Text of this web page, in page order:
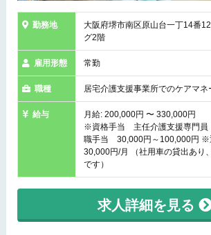
勤務地
大阪府堺市南区原山台一丁14番
グ2階
雇用形態 常勤
職種 居宅介護支援事業所でのケアマネ
給与
月給: 200,000円 〜 330,000円
※資格手当 主任介護支援専門員
職手当 30,000円～100,000円
30,000円/月 （社用車の貸出あり
です）
求人詳細を見る